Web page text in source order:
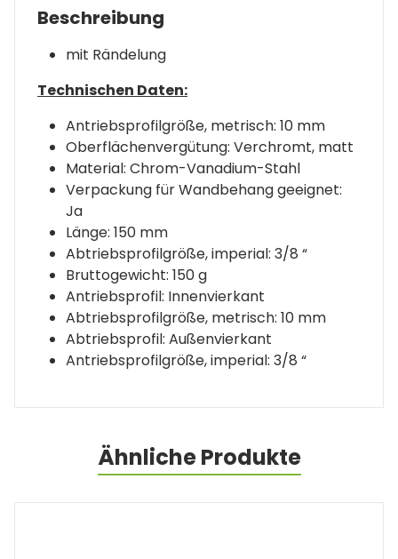
Beschreibung
mit Rändelung
Technischen Daten:
Antriebsprofilgröße, metrisch: 10 mm
Oberflächenvergütung: Verchromt, matt
Material: Chrom-Vanadium-Stahl
Verpackung für Wandbehang geeignet:
Ja
Länge: 150 mm
Abtriebsprofilgröße, imperial: 3/8 “
Bruttogewicht: 150 g
Antriebsprofil: Innenvierkant
Abtriebsprofilgröße, metrisch: 10 mm
Abtriebsprofil: Außenvierkant
Antriebsprofilgröße, imperial: 3/8 “
Ähnliche Produkte